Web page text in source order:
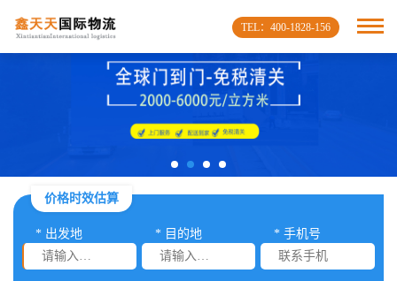
TEL：400-1828-156
价格时效估算
* 出发地 * 目的地 * 手机号